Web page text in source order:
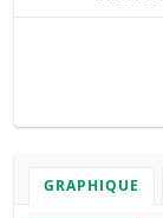
GRAPHIQUE